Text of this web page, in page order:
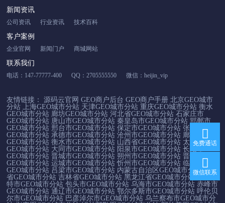
新闻资讯
公司资讯 行业资讯 技术百科
客户案例
企业官网 新闻门户 商城网站
联系我们
电话：147-77777-400 QQ：2705555550 微信：heijin_vip
友情链接：源码云官网 GEO商户后台 GEO商户手册 北京GEO城市
分站 上海GEO城市分站 天津GEO城市分站 重庆GEO城市分站 衡水
GEO城市分站 廊坊GEO城市分站 河北省GEO城市分站 石家庄市
GEO城市分站 唐山市GEO城市分站 秦皇岛市GEO城市分站 邯郸市
GEO城市分站 邢台市GEO城市分站 保定市GEO城市分站 张家口市
GEO城市分站 承德市GEO城市分站 沧州市GEO城市分站 廊坊市
GEO城市分站 衡水市GEO城市分站 山西省GEO城市分站 太原市
GEO城市分站 大同市GEO城市分站 阳泉市GEO城市分站 长治市
GEO城市分站 晋城市GEO城市分站 朔州市GEO城市分站 晋中市
GEO城市分站 运城市GEO城市分站 忻州市GEO城市分站 临汾市
GEO城市分站 吕梁市GEO城市分站 内蒙古自治区GEO城市分站 辽宁
省GEO城市分站 吉林省GEO城市分站 黑龙江省GEO城市分站 呼和浩
特市GEO城市分站 包头市GEO城市分站 乌海市GEO城市分站 赤峰市
GEO城市分站 通辽市GEO城市分站 鄂尔多斯市GEO城市分站 呼伦贝
尔市GEO城市分站 巴彦淖尔市GEO城市分站 乌兰察布市GEO城市分
免费通话
微信联系